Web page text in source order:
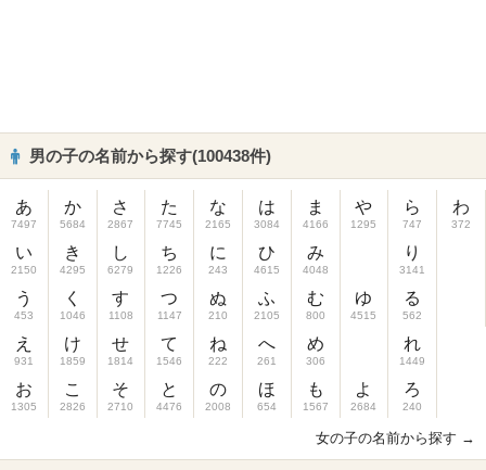
男の子の名前から探す(100438件)
あ
7497
い
2150
う
453
え
931
お
1305
か
5684
き
4295
く
1046
け
1859
こ
2826
さ
2867
し
6279
す
1108
せ
1814
そ
2710
た
7745
ち
1226
つ
1147
て
1546
と
4476
な
2165
に
243
ぬ
210
ね
222
の
2008
は
3084
ひ
4615
ふ
2105
へ
261
ほ
654
ま
4166
み
4048
む
800
め
306
も
1567
や
1295
ゆ
4515
よ
2684
ら
747
り
3141
る
562
れ
1449
ろ
240
わ
372
女の子の名前から探す →